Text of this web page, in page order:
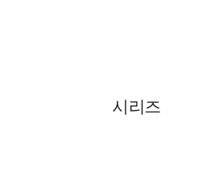
시리즈